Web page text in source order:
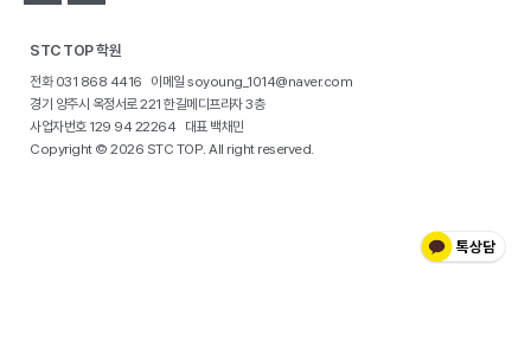
STC TOP 학원
전화 031 868 4416 이메일 soyoung_1014@naver.com
경기 양주시 옥정서로 221 한길메디프라자 3층
사업자번호 129 94 22264 대표 백채민
Copyright © 2026 STC TOP. All right reserved.